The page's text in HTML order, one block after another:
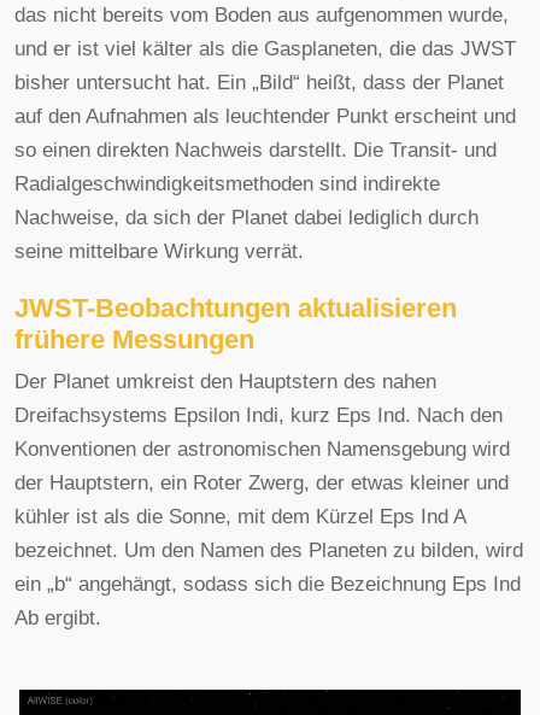
das nicht bereits vom Boden aus aufgenommen wurde,
und er ist viel kälter als die Gasplaneten, die das JWST
bisher untersucht hat. Ein „Bild“ heißt, dass der Planet
auf den Aufnahmen als leuchtender Punkt erscheint und
so einen direkten Nachweis darstellt. Die Transit- und
Radialgeschwindigkeitsmethoden sind indirekte
Nachweise, da sich der Planet dabei lediglich durch
seine mittelbare Wirkung verrät.
JWST-Beobachtungen aktualisieren
frühere Messungen
Der Planet umkreist den Hauptstern des nahen
Dreifachsystems Epsilon Indi, kurz Eps Ind. Nach den
Konventionen der astronomischen Namensgebung wird
der Hauptstern, ein Roter Zwerg, der etwas kleiner und
kühler ist als die Sonne, mit dem Kürzel Eps Ind A
bezeichnet. Um den Namen des Planeten zu bilden, wird
ein „b“ angehängt, sodass sich die Bezeichnung Eps Ind
Ab ergibt.